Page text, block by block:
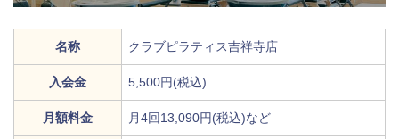
名称 クラブピラティス吉祥寺店
入会金 5,500円(税込)
月額料金 月4回13,090円(税込)など